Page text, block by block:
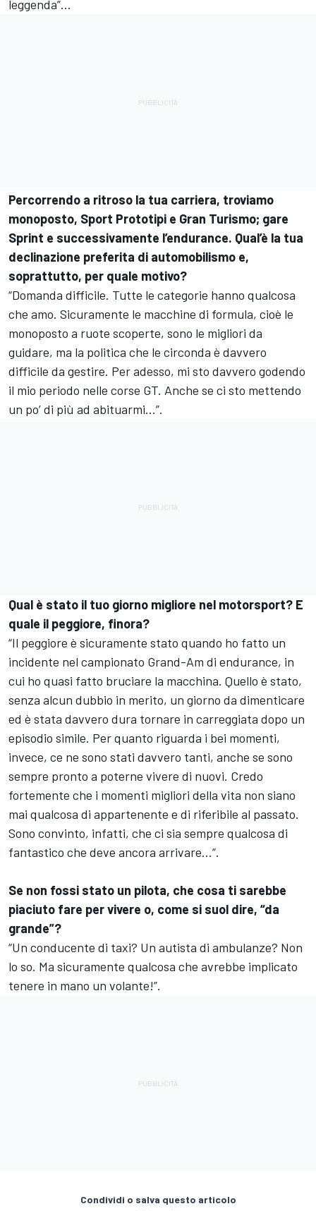
leggenda”…
Percorrendo a ritroso la tua carriera, troviamo
monoposto, Sport Prototipi e Gran Turismo; gare
Sprint e successivamente l’endurance. Qual’è la tua
declinazione preferita di automobilismo e,
soprattutto, per quale motivo?
“Domanda difficile. Tutte le categorie hanno qualcosa
che amo. Sicuramente le macchine di formula, cioè le
monoposto a ruote scoperte, sono le migliori da
guidare, ma la politica che le circonda è davvero
difficile da gestire. Per adesso, mi sto davvero godendo
il mio periodo nelle corse GT. Anche se ci sto mettendo
un po’ di più ad abituarmi...”.
Qual è stato il tuo giorno migliore nel motorsport? E
quale il peggiore, finora?
“Il peggiore è sicuramente stato quando ho fatto un
incidente nel campionato Grand-Am di endurance, in
cui ho quasi fatto bruciare la macchina. Quello è stato,
senza alcun dubbio in merito, un giorno da dimenticare
ed è stata davvero dura tornare in carreggiata dopo un
episodio simile. Per quanto riguarda i bei momenti,
invece, ce ne sono stati davvero tanti, anche se sono
sempre pronto a poterne vivere di nuovi. Credo
fortemente che i momenti migliori della vita non siano
mai qualcosa di appartenente e di riferibile al passato.
Sono convinto, infatti, che ci sia sempre qualcosa di
fantastico che deve ancora arrivare...”.
Se non fossi stato un pilota, che cosa ti sarebbe
piaciuto fare per vivere o, come si suol dire, “da
grande”?
“Un conducente di taxi? Un autista di ambulanze? Non
lo so. Ma sicuramente qualcosa che avrebbe implicato
tenere in mano un volante!”.
Condividi o salva questo articolo